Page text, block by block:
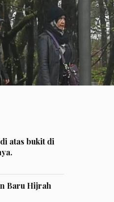
atas bukit di
Baru Hijrah